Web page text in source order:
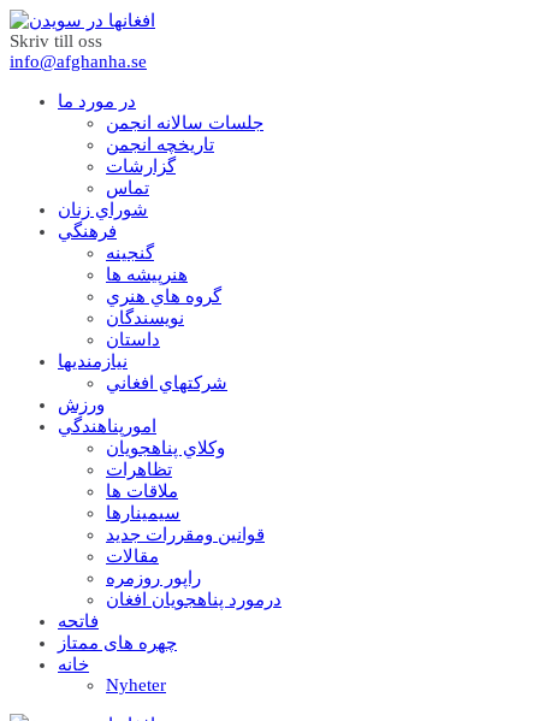
Skriv till oss
info@afghanha.se
در مورد ما
جلسات سالانه انجمن
تاریخچه انجمن
گزارشات
تماس
شوراي زنان
فرهنگي
گنجينه
هنرپيشه ها
گروه هاي هنري
نويسندگان
داستان
نيازمنديها
شرکتهاي افغاني
ورزش
امورپناهندگي
وکلاي پناهجويان
تظاهرات
ملاقات ها
سيمينارها
قوانين ومقررات جديد
مقالات
راپور روزمره
درمورد پناهجويان افغان
فاتحه
چهره های ممتاز
خانه
Nyheter